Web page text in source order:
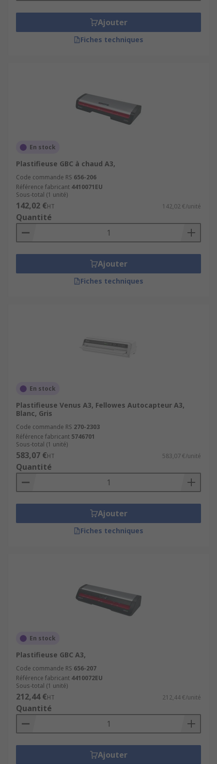
Ajouter
Fiches techniques
En stock
Plastifieuse GBC à chaud A3,
Code commande RS 656-206
Référence fabricant 4410071EU
Sous-total (1 unité)
142,02 €HT 142,02 €/unité
Quantité
Ajouter
Fiches techniques
En stock
Plastifieuse Venus A3, Fellowes Autocapteur A3,
Blanc, Gris
Code commande RS 270-2303
Référence fabricant 5746701
Sous-total (1 unité)
583,07 €HT 583,07 €/unité
Quantité
Ajouter
Fiches techniques
En stock
Plastifieuse GBC A3,
Code commande RS 656-207
Référence fabricant 4410072EU
Sous-total (1 unité)
212,44 €HT 212,44 €/unité
Quantité
Ajouter